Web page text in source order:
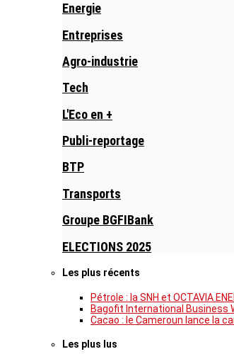
Energie
Entreprises
Agro-industrie
Tech
L'Eco en +
Publi-reportage
BTP
Transports
Groupe BGFIBank
ELECTIONS 2025
Les plus récents
Pétrole : la SNH et OCTAVIA
Bagofit International Business
Cacao : le Cameroun lance la
Les plus lus